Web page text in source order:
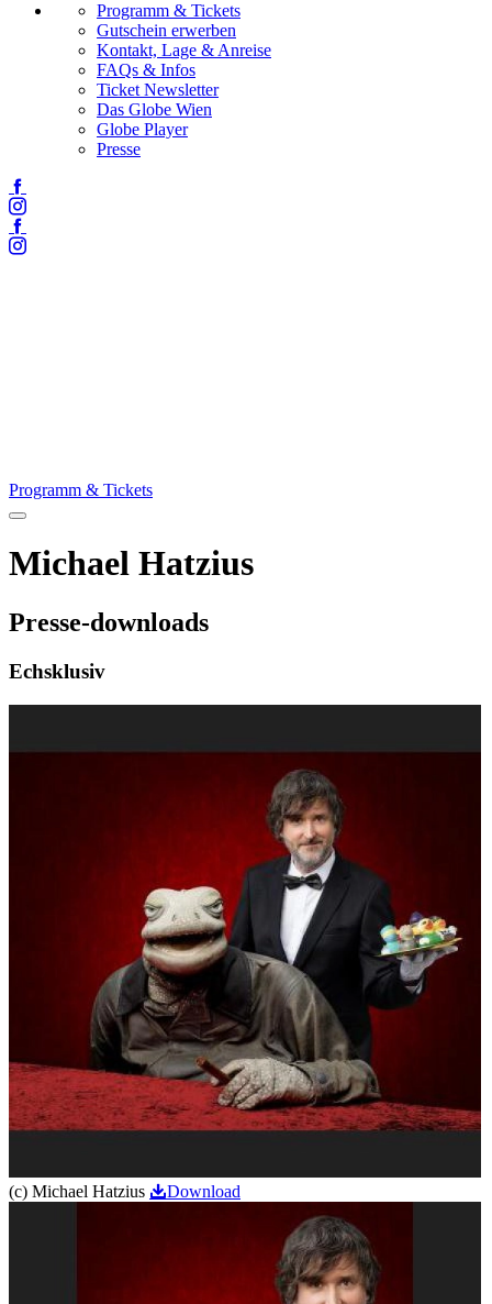
Programm & Tickets
Gutschein erwerben
Kontakt, Lage & Anreise
FAQs & Infos
Ticket Newsletter
Das Globe Wien
Globe Player
Presse
Facebook
Instagram
Facebook
Instagram
Programm & Tickets
Menü
Michael Hatzius
Presse-downloads
Echsklusiv
(c) Michael Hatzius Download